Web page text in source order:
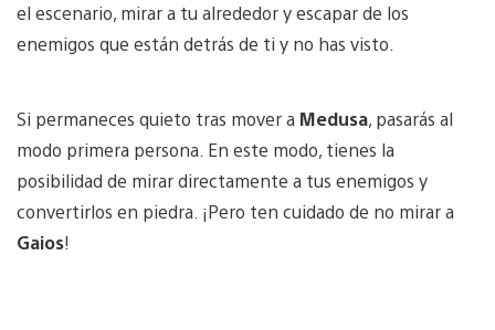
el escenario, mirar a tu alrededor y escapar de los
enemigos que están detrás de ti y no has visto.
Si permaneces quieto tras mover a Medusa, pasarás al
modo primera persona. En este modo, tienes la
posibilidad de mirar directamente a tus enemigos y
convertirlos en piedra. ¡Pero ten cuidado de no mirar a
Gaios!